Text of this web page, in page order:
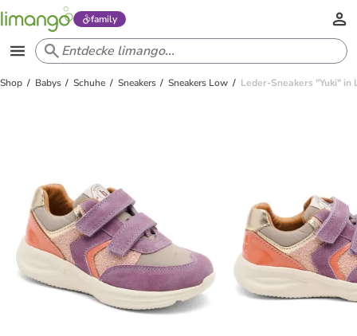
family
Shop Babys Schuhe Sneakers Sneakers Low Leder-Sneakers "Yuki" in